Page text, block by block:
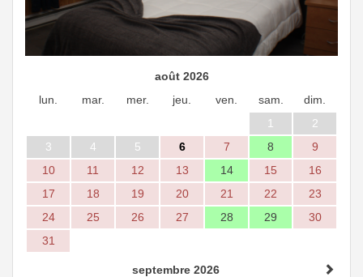
août 2026
lun.
mar. mer. jeu. ven. sam.
dim.
1
2
3
4 5 6 7 8
9
10
11 12 13 14 15
16
17
18 19 20 21 22
23
24
25 26 27 28 29
30
31
septembre 2026